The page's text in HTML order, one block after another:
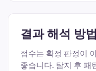
결과 해석 방법
점수는 확정 판정이
좋습니다. 탐지 후 패